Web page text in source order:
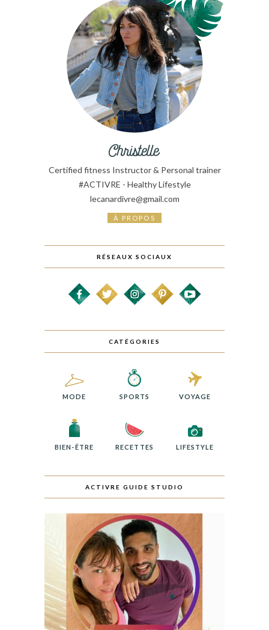
Certified fitness Instructor & Personal trainer
#ACTIVRE - Healthy Lifestyle
lecanardivre@gmail.com
À PROPOS
RÉSEAUX SOCIAUX
CATÉGORIES
MODE SPORTS VOYAGE
BIEN-ÊTRE RECETTES LIFESTYLE
ACTIVRE GUIDE STUDIO